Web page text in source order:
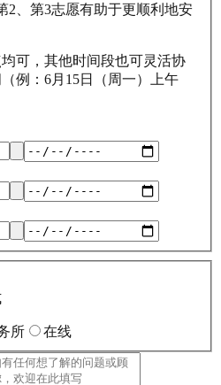
2、第3志愿有助于更顺利地安
可，其他时间段也可灵活协
例：6月15日（周一）上午
所 在线